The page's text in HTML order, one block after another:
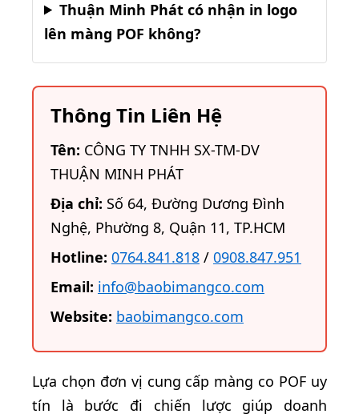
Thuận Minh Phát có nhận in logo
lên màng POF không?
Thông Tin Liên Hệ
Tên: CÔNG TY TNHH SX-TM-DV
THUẬN MINH PHÁT
Địa chỉ: Số 64, Đường Dương Đình
Nghệ, Phường 8, Quận 11, TP.HCM
Hotline: 0764.841.818 / 0908.847.951
Email: info@baobimangco.com
Website: baobimangco.com
Lựa chọn đơn vị cung cấp màng co POF uy
tín là bước đi chiến lược giúp doanh